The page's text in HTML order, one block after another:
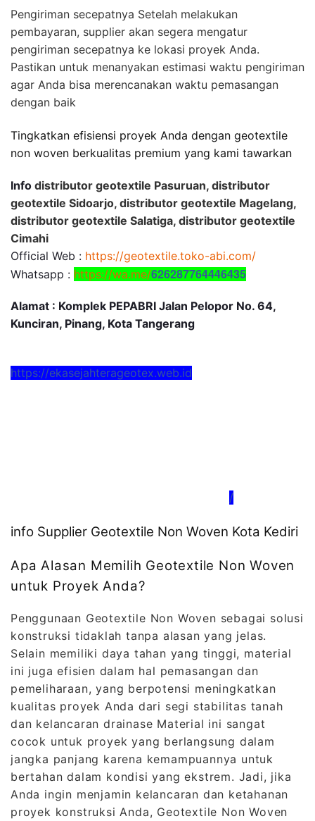
Pengiriman secepatnya Setelah melakukan
pembayaran, supplier akan segera mengatur
pengiriman secepatnya ke lokasi proyek Anda.
Pastikan untuk menanyakan estimasi waktu pengiriman
agar Anda bisa merencanakan waktu pemasangan
dengan baik
Tingkatkan efisiensi proyek Anda dengan geotextile
non woven berkualitas premium yang kami tawarkan
Info distributor geotextile Pasuruan, distributor
geotextile Sidoarjo, distributor geotextile Magelang,
distributor geotextile Salatiga, distributor geotextile
Cimahi
Official Web : https://geotextile.toko-abi.com/
Whatsapp : https://wa.me/626287764446435
Alamat : Komplek PEPABRI Jalan Pelopor No. 64,
Kunciran, Pinang, Kota Tangerang
https://ekasejahterageotex.web.id
/
info Supplier Geotextile Non Woven Kota Kediri
Apa Alasan Memilih Geotextile Non Woven
untuk Proyek Anda?
Penggunaan Geotextile Non Woven sebagai solusi
konstruksi tidaklah tanpa alasan yang jelas.
Selain memiliki daya tahan yang tinggi, material
ini juga efisien dalam hal pemasangan dan
pemeliharaan, yang berpotensi meningkatkan
kualitas proyek Anda dari segi stabilitas tanah
dan kelancaran drainase Material ini sangat
cocok untuk proyek yang berlangsung dalam
jangka panjang karena kemampuannya untuk
bertahan dalam kondisi yang ekstrem. Jadi, jika
Anda ingin menjamin kelancaran dan ketahanan
proyek konstruksi Anda, Geotextile Non Woven